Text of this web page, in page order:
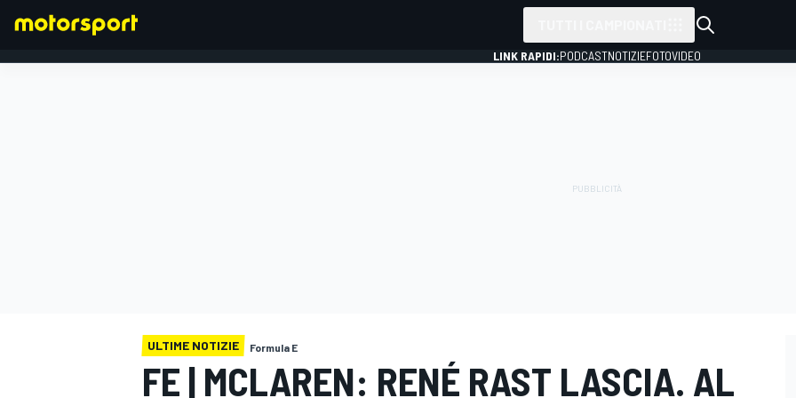
LINK RAPIDI:PODCASTNOTIZIEFOTOVIDEO
ULTIME NOTIZIE Formula E
FE | MCLAREN: RENÉ RAST LASCIA. AL